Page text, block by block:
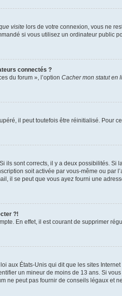
visite lors de votre connexion, vous ne
si vous utilisez un ordinateur
connectés ?
du forum », l’option Cacher mon statut en
il peut toutefois être réinitialisé. Pour
ils sont corrects, il y a deux possibilités.
soit activée par vous-même ou
il se peut que vous ayez fourni une
?!
En effet, il est courant de supprimer
aux États-Unis qui dit que les sites
un mineur de moins de 13 ans. Si
ne peut pas fournir de conseils légaux et